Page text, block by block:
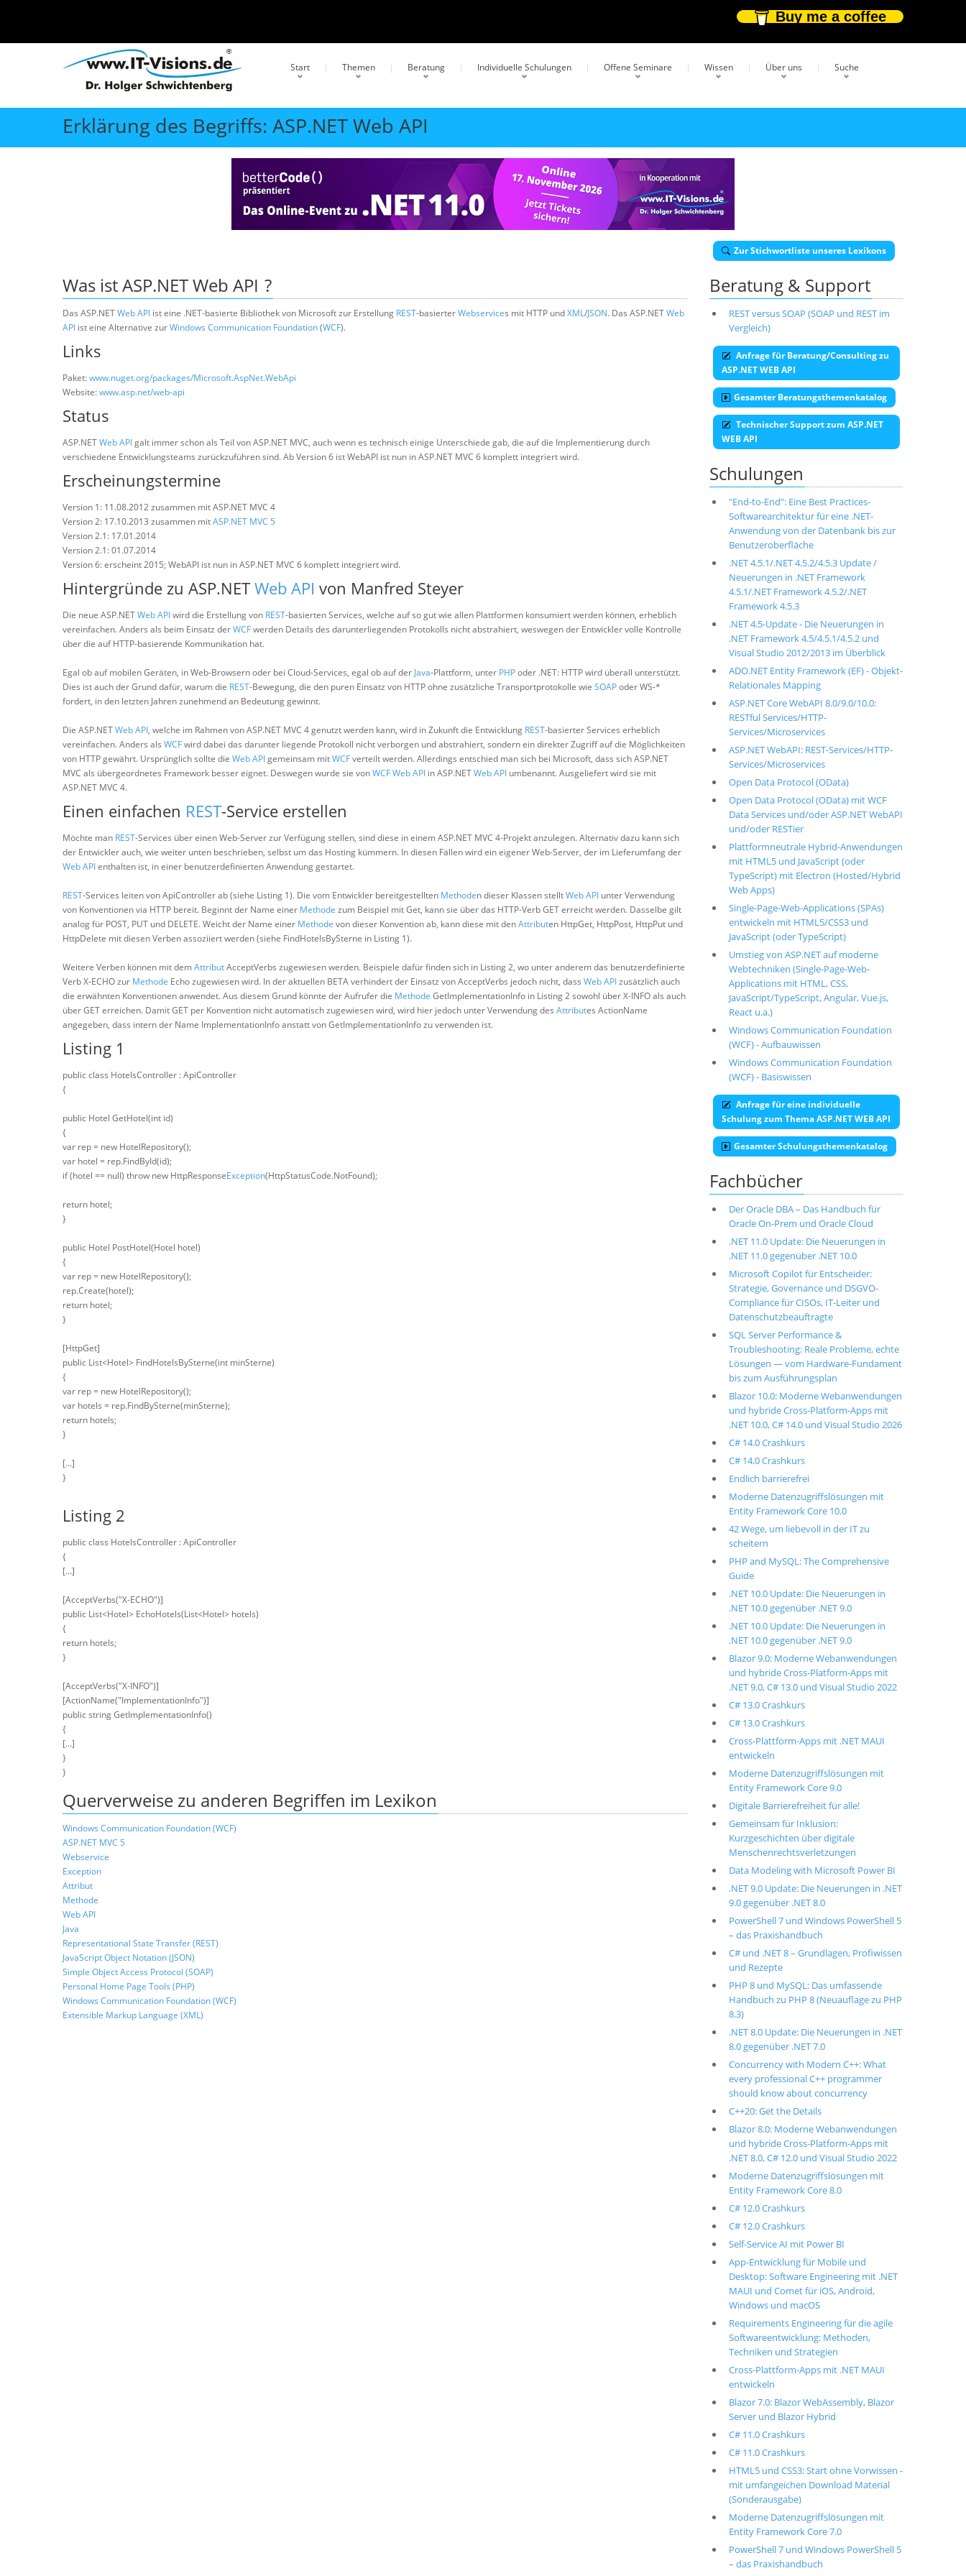
Buy me a coffee
Start Themen Beratung Individuelle Schulungen Offene Seminare Wissen Über uns Suche
Erklärung des Begriffs: ASP.NET Web API
Zur Stichwortliste unseres Lexikons
Was istASP.NET Web API ?
Das ASP.NETWeb API ist eine .NET-basierte Bibliothek von Microsoft zur Erstellung REST-basierterWebservices mit HTTP undXML/JSON. Das ASP.NETWeb
API ist eine Alternative zurWindows Communication Foundation(WCF).
Links
Paket:www.nuget.org/packages/Microsoft.AspNet.WebApi
Website:www.asp.net/web-api
Status
ASP.NETWeb APIgalt immer schon als Teil von ASP.NET MVC, auch wenn es technisch einige Unterschiede gab, die auf die Implementierung durch
verschiedene Entwicklungsteams zurückzuführen sind. Ab Version 6 ist WebAPI ist nun in ASP.NET MVC 6 komplett integriert wird.
Erscheinungstermine
Version 1: 11.08.2012 zusammen mit ASP.NET MVC 4
Version 2: 17.10.2013 zusammen mitASP.NET MVC 5
Version 2.1: 17.01.2014
Version 2.1: 01.07.2014
Version 6: erscheint 2015; WebAPI ist nun in ASP.NET MVC 6 komplett integriert wird.
Hintergründe zu ASP.NET Web API von Manfred Steyer
Die neue ASP.NETWeb APIwird die Erstellung von REST-basierten Services, welche auf so gut wie allen Plattformen konsumiert werden können, erheblich
vereinfachen. Anders als beim Einsatz derWCFwerden Details des darunterliegenden Protokolls nicht abstrahiert, weswegen der Entwickler volle Kontrolle
über die auf HTTP-basierende Kommunikation hat.
Egal ob auf mobilen Geräten, in Web-Browsern oder bei Cloud-Services, egal ob auf der Java-Plattform, unter PHPoder .NET: HTTP wird überall unterstützt.
Dies ist auch der Grund dafür, warum die REST-Bewegung, die den puren Einsatz von HTTP ohne zusätzliche Transportprotokolle wie SOAPoder WS-*
fordert, in den letzten Jahren zunehmend an Bedeutung gewinnt.
Die ASP.NETWeb API, welche im Rahmen von ASP.NET MVC 4 genutzt werden kann, wird in Zukunft die Entwicklung REST-basierter Services erheblich
vereinfachen. Anders als WCFwird dabei das darunter liegende Protokoll nicht verborgen und abstrahiert, sondern ein direkter Zugriff auf die Möglichkeiten
von HTTP gewährt. Ursprünglich sollte die Web APIgemeinsam mitWCFverteilt werden. Allerdings entschied man sich bei Microsoft, dass sich ASP.NET
MVC als übergeordnetes Framework besser eignet. Deswegen wurde sie vonWCFWeb API in ASP.NETWeb API umbenannt. Ausgeliefert wird sie mit
ASP.NET MVC 4.
Einen einfachen REST-Service erstellen
Möchte man REST-Services über einen Web-Server zur Verfügung stellen, sind diese in einem ASP.NET MVC 4-Projekt anzulegen. Alternativ dazu kann sich
der Entwickler auch, wie weiter unten beschrieben, selbst um das Hosting kümmern. In diesen Fällen wird ein eigener Web-Server, der im Lieferumfang der
Web APIenthalten ist, in einer benutzerdefinierten Anwendung gestartet.
REST-Services leiten von ApiController ab (siehe Listing 1). Die vom Entwickler bereitgestellten Methoden dieser Klassen stelltWeb API unter Verwendung
von Konventionen via HTTP bereit. Beginnt der Name einer Methode zum Beispiel mit Get, kann sie über das HTTP-Verb GET erreicht werden. Dasselbe gilt
analog für POST, PUT und DELETE. Weicht der Name einer Methode von dieser Konvention ab, kann diese mit denAttributen HttpGet, HttpPost, HttpPut und
HttpDelete mit diesen Verben assoziiert werden (siehe FindHotelsBySterne in Listing 1).
Weitere Verben können mit demAttributAcceptVerbs zugewiesen werden. Beispiele dafür finden sich in Listing 2, wo unter anderem das benutzerdefinierte
Verb X-ECHO zur Methode Echo zugewiesen wird. In der aktuellen BETA verhindert der Einsatz von AcceptVerbs jedoch nicht, dass Web APIzusätzlich auch
die erwähnten Konventionen anwendet. Aus diesem Grund könnte der Aufrufer die Methode GetImplementationInfo in Listing 2 sowohl über X-INFO als auch
über GET erreichen. Damit GET per Konvention nicht automatisch zugewiesen wird, wird hier jedoch unter Verwendung des Attributes ActionName
angegeben, dass intern der Name ImplementationInfo anstatt von GetImplementationInfo zu verwenden ist.
Listing 1
public class HotelsController : ApiController
{
public Hotel GetHotel(int id)
{
var rep = new HotelRepository();
var hotel = rep.FindById(id);
if (hotel == null) throw new HttpResponseException(HttpStatusCode.NotFound);
return hotel;
}
public Hotel PostHotel(Hotel hotel)
{
var rep = new HotelRepository();
rep.Create(hotel);
return hotel;
}
[HttpGet]
public List<Hotel> FindHotelsBySterne(int minSterne)
{
var rep = new HotelRepository();
var hotels = rep.FindBySterne(minSterne);
return hotels;
}
[…]
}
Listing 2
public class HotelsController : ApiController
{
[…]
[AcceptVerbs("X-ECHO")]
public List<Hotel> EchoHotels(List<Hotel> hotels)
{
return hotels;
}
[AcceptVerbs("X-INFO")]
[ActionName("ImplementationInfo")]
public string GetImplementationInfo()
{
[…]
}
}
Querverweise zu anderen Begriffen im Lexikon
Windows Communication Foundation (WCF)
ASP.NET MVC 5
Webservice
Exception
Attribut
Methode
Web API
Java
Representational State Transfer (REST)
JavaScript Object Notation (JSON)
Simple Object Access Protocol (SOAP)
Personal Home Page Tools (PHP)
Windows Communication Foundation (WCF)
Extensible Markup Language (XML)
Beratung & Support
REST versus SOAP (SOAP und REST im
Vergleich)
Anfrage für Beratung/Consulting zu
ASP.NET WEB API
Gesamter Beratungsthemenkatalog
Technischer Support zum ASP.NET
WEB API
Schulungen
"End-to-End": Eine Best Practices-
Softwarearchitektur für eine .NET-
Anwendung von der Datenbank bis zur
Benutzeroberfläche
.NET 4.5.1/.NET 4.5.2/4.5.3 Update /
Neuerungen in .NET Framework
4.5.1/.NET Framework 4.5.2/.NET
Framework 4.5.3
.NET 4.5-Update - Die Neuerungen in
.NET Framework 4.5/4.5.1/4.5.2 und
Visual Studio 2012/2013 im Überblick
ADO.NET Entity Framework (EF) - Objekt-
Relationales Mapping
ASP.NET Core WebAPI 8.0/9.0/10.0:
RESTful Services/HTTP-
Services/Microservices
ASP.NET WebAPI: REST-Services/HTTP-
Services/Microservices
Open Data Protocol (OData)
Open Data Protocol (OData) mit WCF
Data Services und/oder ASP.NET WebAPI
und/oder RESTier
Plattformneutrale Hybrid-Anwendungen
mit HTML5 und JavaScript (oder
TypeScript) mit Electron (Hosted/Hybrid
Web Apps)
Single-Page-Web-Applications (SPAs)
entwickeln mit HTML5/CSS3 und
JavaScript (oder TypeScript)
Umstieg von ASP.NET auf moderne
Webtechniken (Single-Page-Web-
Applications mit HTML, CSS,
JavaScript/TypeScript, Angular, Vue.js,
React u.a.)
Windows Communication Foundation
(WCF) - Aufbauwissen
Windows Communication Foundation
(WCF) - Basiswissen
Anfrage für eine individuelle
Schulung zum Thema ASP.NET WEB API
Gesamter Schulungsthemenkatalog
Fachbücher
Der Oracle DBA – Das Handbuch für
Oracle On-Prem und Oracle Cloud
.NET 11.0 Update: Die Neuerungen in
.NET 11.0 gegenüber .NET 10.0
Microsoft Copilot für Entscheider:
Strategie, Governance und DSGVO-
Compliance für CISOs, IT-Leiter und
Datenschutzbeauftragte
SQL Server Performance &
Troubleshooting: Reale Probleme, echte
Lösungen — vom Hardware-Fundament
bis zum Ausführungsplan
Blazor 10.0: Moderne Webanwendungen
und hybride Cross-Platform-Apps mit
.NET 10.0, C# 14.0 und Visual Studio 2026
C# 14.0 Crashkurs
C# 14.0 Crashkurs
Endlich barrierefrei
Moderne Datenzugriffslösungen mit
Entity Framework Core 10.0
42 Wege, um liebevoll in der IT zu
scheitern
PHP and MySQL: The Comprehensive
Guide
.NET 10.0 Update: Die Neuerungen in
.NET 10.0 gegenüber .NET 9.0
.NET 10.0 Update: Die Neuerungen in
.NET 10.0 gegenüber .NET 9.0
Blazor 9.0: Moderne Webanwendungen
und hybride Cross-Platform-Apps mit
.NET 9.0, C# 13.0 und Visual Studio 2022
C# 13.0 Crashkurs
C# 13.0 Crashkurs
Cross-Plattform-Apps mit .NET MAUI
entwickeln
Moderne Datenzugriffslösungen mit
Entity Framework Core 9.0
Digitale Barrierefreiheit für alle!
Gemeinsam für Inklusion:
Kurzgeschichten über digitale
Menschenrechtsverletzungen
Data Modeling with Microsoft Power BI
.NET 9.0 Update: Die Neuerungen in .NET
9.0 gegenüber .NET 8.0
PowerShell 7 und Windows PowerShell 5
– das Praxishandbuch
C# und .NET 8 – Grundlagen, Profiwissen
und Rezepte
PHP 8 und MySQL: Das umfassende
Handbuch zu PHP 8 (Neuauflage zu PHP
8.3)
.NET 8.0 Update: Die Neuerungen in .NET
8.0 gegenüber .NET 7.0
Concurrency with Modern C++: What
every professional C++ programmer
should know about concurrency
C++20: Get the Details
Blazor 8.0: Moderne Webanwendungen
und hybride Cross-Platform-Apps mit
.NET 8.0, C# 12.0 und Visual Studio 2022
Moderne Datenzugriffslösungen mit
Entity Framework Core 8.0
C# 12.0 Crashkurs
C# 12.0 Crashkurs
Self-Service AI mit Power BI
App-Entwicklung für Mobile und
Desktop: Software Engineering mit .NET
MAUI und Comet für iOS, Android,
Windows und macOS
Requirements Engineering für die agile
Softwareentwicklung: Methoden,
Techniken und Strategien
Cross-Plattform-Apps mit .NET MAUI
entwickeln
Blazor 7.0: Blazor WebAssembly, Blazor
Server und Blazor Hybrid
C# 11.0 Crashkurs
C# 11.0 Crashkurs
HTML5 und CSS3: Start ohne Vorwissen -
mit umfangeichen Download Material
(Sonderausgabe)
Moderne Datenzugriffslösungen mit
Entity Framework Core 7.0
PowerShell 7 und Windows PowerShell 5
– das Praxishandbuch